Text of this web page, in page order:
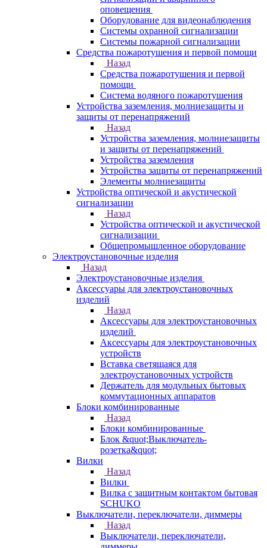
оповещения
Оборудование для видеонаблюдения
Системы охранной сигнализации
Системы пожарной сигнализации
Средства пожаротушения и первой помощи
Назад
Средства пожаротушения и первой
помощи
Система водяного пожаротушения
Устройства заземления, молниезащиты и
защиты от перенапряжений
Назад
Устройства заземления, молниезащиты
и защиты от перенапряжений
Устройства заземления
Устройства защиты от перенапряжений
Элементы молниезащиты
Устройства оптической и акустической
сигнализации
Назад
Устройства оптической и акустической
сигнализации
Общепромышленное оборудование
Электроустановочные изделия
Назад
Электроустановочные изделия
Аксессуары для электроустановочных
изделий
Назад
Аксессуары для электроустановочных
изделий
Аксессуары для электроустановочных
устройств
Вставка светящаяся для
электроустановочных устройств
Держатель для модульных бытовых
коммутационных аппаратов
Блоки комбинированные
Назад
Блоки комбинированные
Блок &quot;Выключатель-
розетка&quot;
Вилки
Назад
Вилки
Вилка с защитным контактом бытовая
SCHUKO
Выключатели, переключатели, диммеры
Назад
Выключатели, переключатели,